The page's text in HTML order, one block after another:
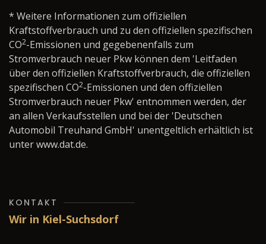
* Weitere Informationen zum offiziellen
Kraftstoffverbrauch und zu den offiziellen spezifischen
CO2-Emissionen und gegebenenfalls zum
Stromverbrauch neuer Pkw können dem 'Leitfaden
über den offiziellen Kraftstoffverbrauch, die offiziellen
spezifischen CO2-Emissionen und den offiziellen
Stromverbrauch neuer Pkw' entnommen werden, der
an allen Verkaufsstellen und bei der 'Deutschen
Automobil Treuhand GmbH' unentgeltlich erhältlich ist
unter www.dat.de.
KONTAKT
Wir in Kiel-Suchsdorf